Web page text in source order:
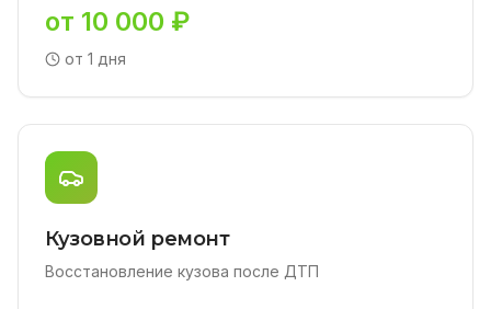
от 10 000 ₽
от 1 дня
Кузовной ремонт
Восстановление кузова после ДТП